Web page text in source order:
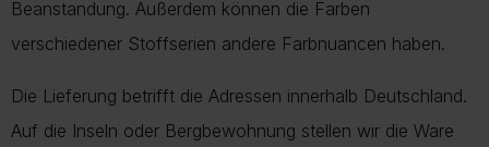
Beanstandung. Außerdem können die Farben
verschiedener Stoffserien andere Farbnuancen haben.
Die Lieferung betrifft die Adressen innerhalb Deutschland.
Auf die Inseln oder Bergbewohnung stellen wir die Ware